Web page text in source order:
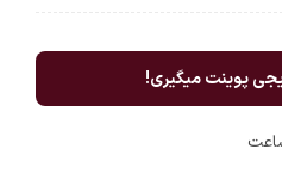
پوینت میگیری!